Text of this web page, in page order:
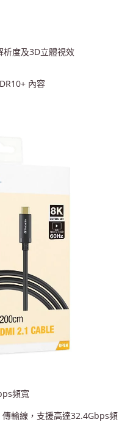
度及3D立體視效
內容
頻寬
輸線，支援高達32.4Gbps頻